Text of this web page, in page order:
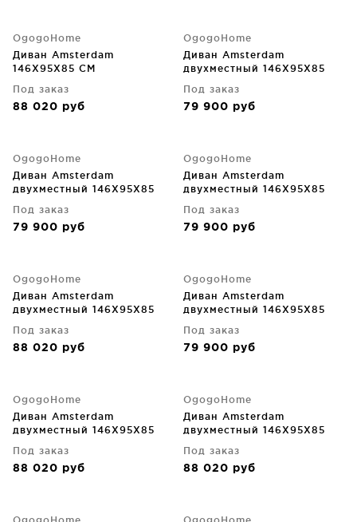
OgogoHome
Диван Amsterdam
146X95X85 CM
Под заказ
88 020 руб
OgogoHome
Диван Amsterdam
двухместный 146X95X85
Под заказ
79 900 руб
OgogoHome
Диван Amsterdam
двухместный 146X95X85
Под заказ
79 900 руб
OgogoHome
Диван Amsterdam
двухместный 146X95X85
Под заказ
79 900 руб
OgogoHome
Диван Amsterdam
двухместный 146X95X85
Под заказ
88 020 руб
OgogoHome
Диван Amsterdam
двухместный 146X95X85
Под заказ
79 900 руб
OgogoHome
Диван Amsterdam
двухместный 146X95X85
Под заказ
88 020 руб
OgogoHome
Диван Amsterdam
двухместный 146X95X85
Под заказ
88 020 руб